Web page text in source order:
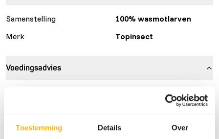
Toestemming Details Over
Samenstelling
100% wasmotlarven
Merk
Topinsect
Voedingsadvies
Topinsect-insecten moeten altijd ontdooid worden
voordat ze aan dieren worden aangeboden. Een insect dat
Bied een dier nooit meer ontdooide insecten aan dan het